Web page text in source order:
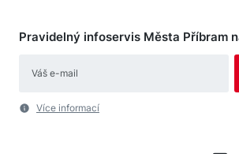
Pravidelný infoservis Města Příbram
Více informací